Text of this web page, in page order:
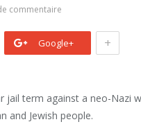
commentaire
Google+ +
jail term against a neo-Nazi
and Jewish people.